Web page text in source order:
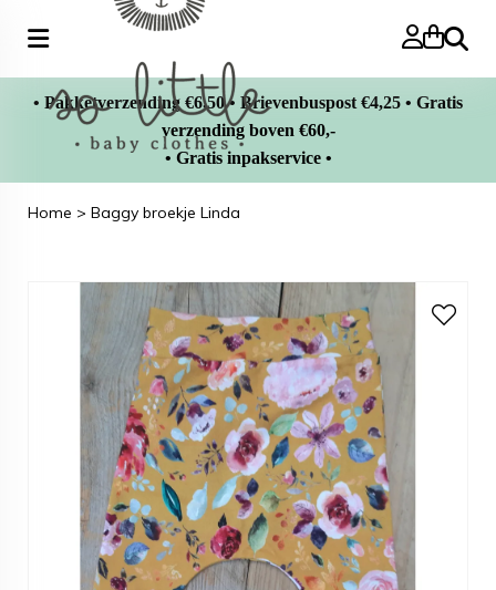
Zoeken
• Pakketverzending €6,50 • Brievenbuspost €4,25 • Gratis
verzending boven €60,-
• Gratis inpakservice •
Home > Baggy broekje Linda